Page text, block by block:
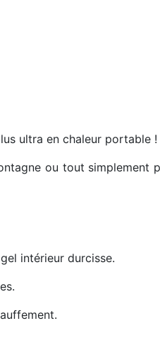
ultra en chaleur portable !
ou tout simplement
intérieur durcisse.